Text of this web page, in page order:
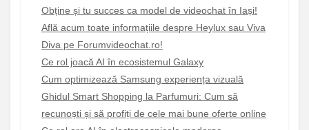
Obține și tu succes ca model de videochat în Iași!
Află acum toate informațiile despre Heylux sau Viva
Diva pe Forumvideochat.ro!
Ce rol joacă AI în ecosistemul Galaxy
Cum optimizează Samsung experiența vizuală
Ghidul Smart Shopping la Parfumuri: Cum să
recunoști și să profiți de cele mai bune oferte online